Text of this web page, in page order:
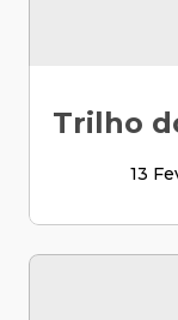
Trilho
13